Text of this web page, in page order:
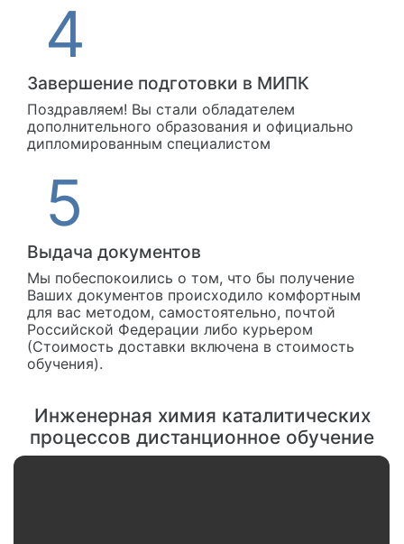
Завершение подготовки в МИПК
Поздравляем! Вы стали обладателем
дополнительного образования и официально
дипломированным специалистом
Выдача документов
Мы побеспокоились о том, что бы получение
Ваших документов происходило комфортным
для вас методом, самостоятельно, почтой
Российской Федерации либо курьером
(Стоимость доставки включена в стоимость
обучения).
Инженерная химия каталитических
процессов дистанционное обучение